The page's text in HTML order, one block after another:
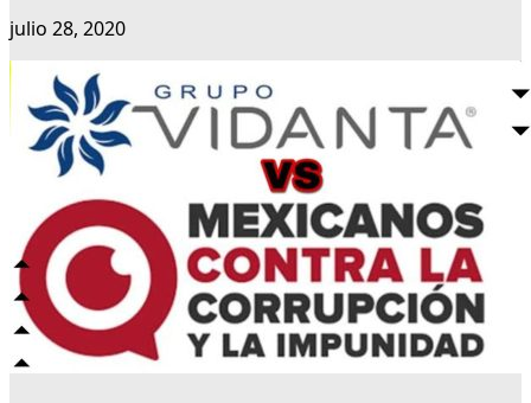
julio 28, 2020